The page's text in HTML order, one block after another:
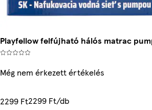
Playfellow felfújható hálós matrac
Még nem érkezett értékelés
2299 Ft2299 Ft/db